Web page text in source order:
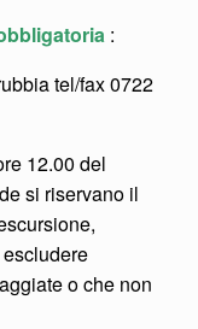
:
tel/fax 0722
12.00 del
si riservano il
o che non